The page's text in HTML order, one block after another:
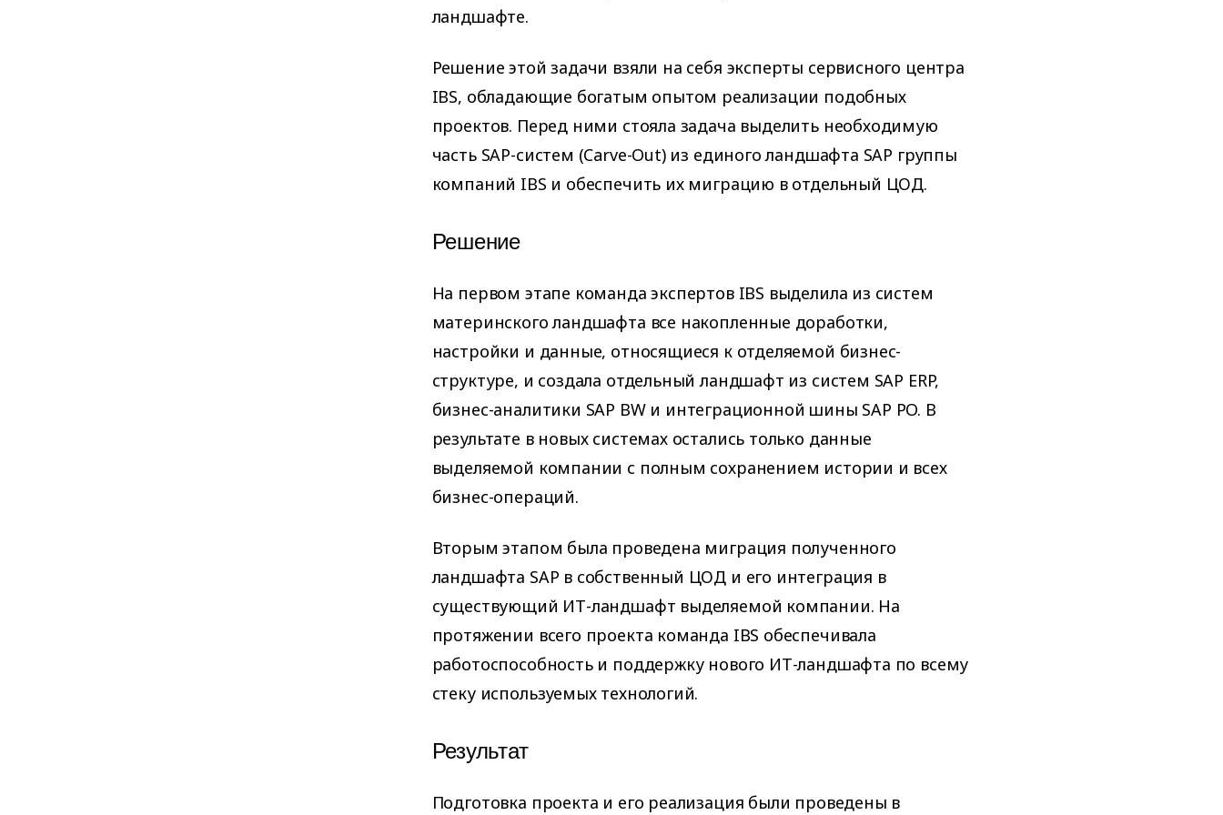
ландшафте.
Решение этой задачи взяли на себя эксперты сервисного центра
IBS, обладающие богатым опытом реализации подобных
проектов. Перед ними стояла задача выделить необходимую
часть SAP-систем (Carve-Out) из единого ландшафта SAP группы
компаний IBS и обеспечить их миграцию в отдельный ЦОД.
Решение
На первом этапе команда экспертов IBS выделила из систем
материнского ландшафта все накопленные доработки,
настройки и данные, относящиеся к отделяемой бизнес-
структуре, и создала отдельный ландшафт из систем SAP ERP,
бизнес-аналитики SAP BW и интеграционной шины SAP PO. В
результате в новых системах остались только данные
выделяемой компании с полным сохранением истории и всех
бизнес-операций.
Вторым этапом была проведена миграция полученного
ландшафта SAP в собственный ЦОД и его интеграция в
существующий ИТ-ландшафт выделяемой компании. На
протяжении всего проекта команда IBS обеспечивала
работоспособность и поддержку нового ИТ-ландшафта по всему
стеку используемых технологий.
Результат
Подготовка проекта и его реализация были проведены в